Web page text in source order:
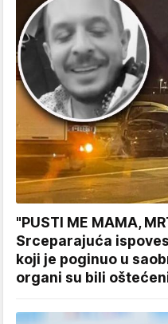
"PUSTI ME MAMA,
Srceparajuća
koji je poginuo u
organi su bili